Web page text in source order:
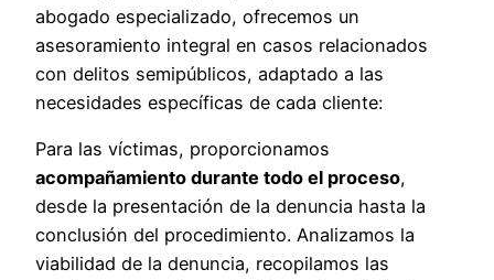
abogado especializado, ofrecemos un
asesoramiento integral en casos relacionados
con delitos semipúblicos, adaptado a las
necesidades específicas de cada cliente:
Para las víctimas, proporcionamos
acompañamiento durante todo el proceso,
desde la presentación de la denuncia hasta la
conclusión del procedimiento. Analizamos la
viabilidad de la denuncia, recopilamos las